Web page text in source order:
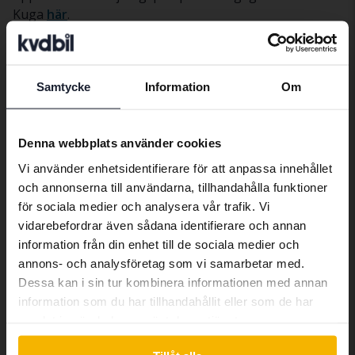
Samtycke Information Om
Denna webbplats använder cookies
Vi använder enhetsidentifierare för att anpassa innehållet
och annonserna till användarna, tillhandahålla funktioner
för sociala medier och analysera vår trafik. Vi
vidarebefordrar även sådana identifierare och annan
information från din enhet till de sociala medier och
annons- och analysföretag som vi samarbetar med.
Dessa kan i sin tur kombinera informationen med annan
information som du har tillhandahållit eller som de har
Kuga här.
Fordmodeller
Ford C-Max
Ford Fiesta
Ford Focus
Ford Galaxy
Ford Ka
Ford Kuga
Ford Mondeo
Ford Mustang
Ford S-Max
Bilmärken
Preferred language
We have detected that your browser
Swedish. To better service our friends
abroad we have an English language
site (kvdcars.com) that contains all the
same vehicles and services.
Continue in Swedish